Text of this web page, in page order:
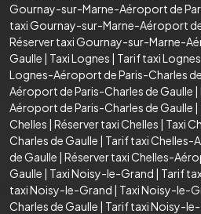
Gournay-sur-Marne-Aéroport de
taxi Gournay-sur-Marne-Aéroport
Réserver taxi Gournay-sur-Marne-
Gaulle | Taxi Lognes | Tarif taxi Lognes
Lognes-Aéroport de Paris-Charles
Aéroport de Paris-Charles de Gaulle |
Aéroport de Paris-Charles de Gaulle |
Chelles | Réserver taxi Chelles | Taxi
Charles de Gaulle | Tarif taxi Chelles-
de Gaulle | Réserver taxi Chelles-
Gaulle | Taxi Noisy-le-Grand | Tarif
taxi Noisy-le-Grand | Taxi Noisy-le-
Charles de Gaulle | Tarif taxi Noisy-